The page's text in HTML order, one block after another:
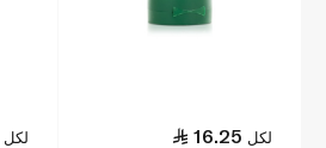
16.25 لكل لكل